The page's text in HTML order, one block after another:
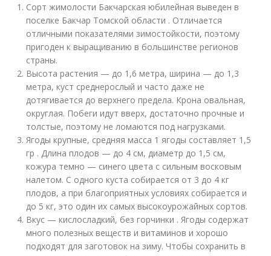
Сорт жимолости Бакчарская юбилейная выведен в
поселке Бакчар Томской области . Отличается
отличными показателями зимостойкости, поэтому
пригоден к выращиванию в большинстве регионов
страны.
Высота растения — до 1,6 метра, ширина — до 1,3
метра, куст среднерослый и часто даже не
дотягивается до верхнего предела. Крона овальная,
округлая. Побеги идут вверх, достаточно прочные и
толстые, поэтому не ломаются под нагрузками.
Ягоды крупные, средняя масса 1 ягоды составляет 1,5
гр . Длина плодов — до 4 см, диаметр до 1,5 см,
кожура темно — синего цвета с сильным восковым
налетом. С одного куста собирается от 3 до 4 кг
плодов, а при благоприятных условиях собирается и
до 5 кг, это один их самых высокоурожайных сортов.
Вкус — кислосладкий, без горчинки . Ягоды содержат
много полезных веществ и витаминов и хорошо
подходят для заготовок на зиму. Чтобы сохранить в